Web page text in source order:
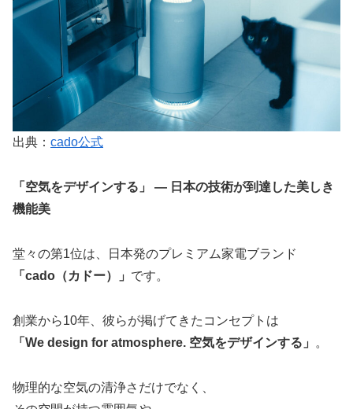
出典： cado公式
「空気をデザインする」 — 日本の技術が到達した美しき
機能美
堂々の第1位は、日本発のプレミアム家電ブランド
「cado（カドー）」 です。
創業から10年、彼らが掲げてきたコンセプトは
「We design for atmosphere. 空気をデザインする」
。
物理的な空気の清浄さだけでなく、